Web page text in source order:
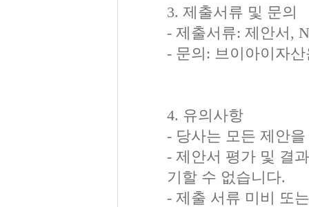
3. 제출서류 및 문의
- 제출서류: 제안서,
- 문의: 브이아이자
4. 유의사항
- 당사는 모든 제안
- 제안서 평가 및 결
기할 수 없습니다.
- 제출 서류 미비 또